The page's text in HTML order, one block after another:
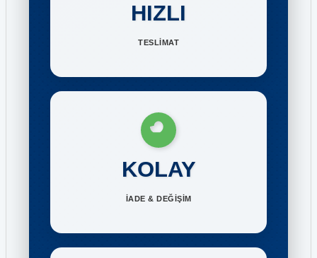
HIZLI
TESLİMAT
KOLAY
İADE & DEĞİŞİM